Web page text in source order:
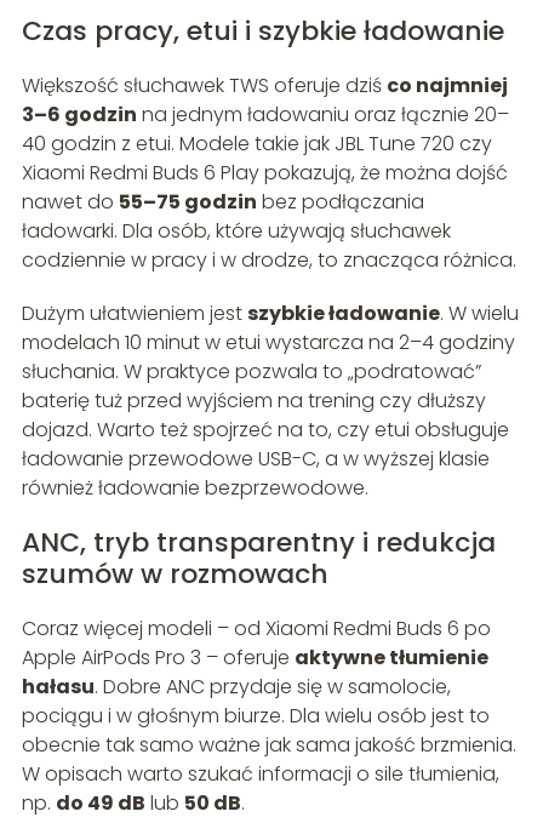
Czas pracy, etui i szybkie ładowanie
Większość słuchawek TWS oferuje dziś co najmniej
3–6 godzin na jednym ładowaniu oraz łącznie 20–
40 godzin z etui. Modele takie jak JBL Tune 720 czy
Xiaomi Redmi Buds 6 Play pokazują, że można dojść
nawet do 55–75 godzin bez podłączania
ładowarki. Dla osób, które używają słuchawek
codziennie w pracy i w drodze, to znacząca różnica.
Dużym ułatwieniem jestszybkie ładowanie. W wielu
modelach 10 minut w etui wystarcza na 2–4 godziny
słuchania. W praktyce pozwala to „podratować”
baterię tuż przed wyjściem na trening czy dłuższy
dojazd. Warto też spojrzeć na to, czy etui obsługuje
ładowanie przewodowe USB-C, a w wyższej klasie
również ładowanie bezprzewodowe.
ANC, tryb transparentny i redukcja
szumów w rozmowach
Coraz więcej modeli – od Xiaomi Redmi Buds 6 po
Apple AirPods Pro 3 – oferuje aktywne tłumienie
hałasu. Dobre ANC przydaje się w samolocie,
pociągu i w głośnym biurze. Dla wielu osób jest to
obecnie tak samo ważne jak sama jakość brzmienia.
W opisach warto szukać informacji o sile tłumienia,
np. do 49 dB lub 50 dB.